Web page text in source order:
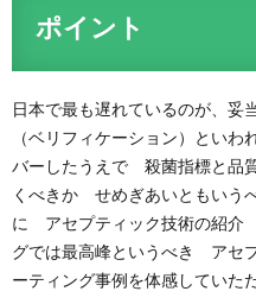
ポイント
日本で最も遅れているのが、妥
（ベリフィケーション）とい
バーしたうえで 殺菌指標と品
くべきか せめぎあいともいう
に アセプティック技術の紹
グでは最高峰というべき アセ
ーティング事例を体感していた